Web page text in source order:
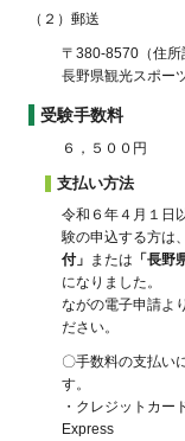
（２）郵送
〒380-8570（住所
長野県観光スポー
受験手数料
６，５００円
支払い方法
令和６年４月１日
験の申込する方は
付」 または 「長野
になりました。
ながの電子申請よ
ださい。
〇手数料の支払い
す。
・クレジットカー
Express